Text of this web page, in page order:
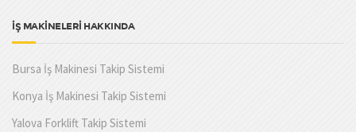
İŞ MAKİNELERİ HAKKINDA
Bursa İş Makinesi Takip Sistemi
Konya İş Makinesi Takip Sistemi
Yalova Forklift Takip Sistemi